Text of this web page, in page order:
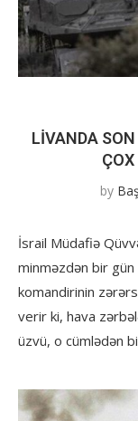
LIVANDA
ÇOX
by
İsrail Müdafiə
minməzdən bir gün
komandirinin
verir ki, hava
üzvü, o cümlədən